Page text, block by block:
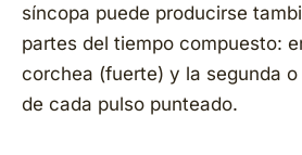
síncopa puede producirse
partes del tiempo compuesto:
corchea (fuerte) y la segunda
de cada pulso punteado.